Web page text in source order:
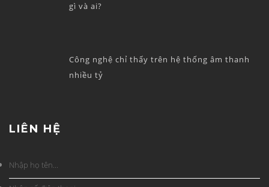
gì và ai?
Công nghệ chỉ thấy trên hệ thống âm thanh
nhiều tỷ
LIÊN HỆ